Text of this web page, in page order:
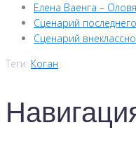
Елена Ваенга –
Сценарий
Сценарий
Теги: Коган